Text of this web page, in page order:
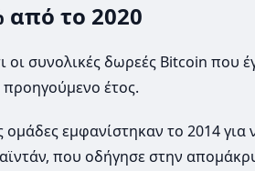
από το 2020
οι συνολικές δωρεές Bitcoin
έτος.
ομάδες εμφανίστηκαν το 2014
που οδήγησε στην